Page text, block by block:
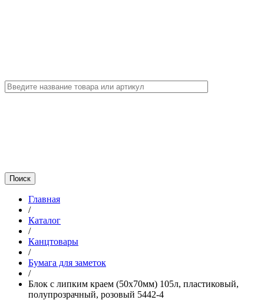
Главная
/
Каталог
/
Канцтовары
/
Бумага для заметок
/
Блок с липким краем (50х70мм) 105л, пластиковый,
полупрозрачный, розовый 5442-4